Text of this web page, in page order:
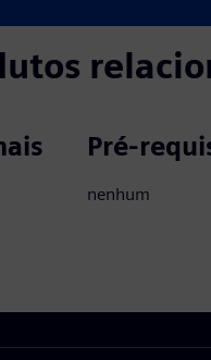
Pré-
nenhum